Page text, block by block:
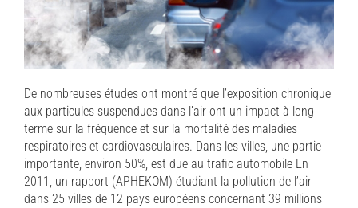
De nombreuses études ont montré que l’exposition chronique
aux particules suspendues dans l’air ont un impact à long
terme sur la fréquence et sur la mortalité des maladies
respiratoires et cardiovasculaires. Dans les villes, une partie
importante, environ 50%, est due au trafic automobile En
2011, un rapport (APHEKOM) étudiant la pollution de l’air
dans 25 villes de 12 pays européens concernant 39 millions